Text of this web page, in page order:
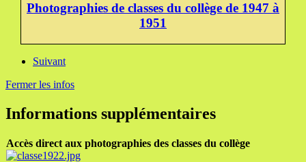
Photographies de classes du collège de 1947 à
1951
Suivant
Fermer les infos
Informations supplémentaires
Accès direct aux photographies des classes du collège